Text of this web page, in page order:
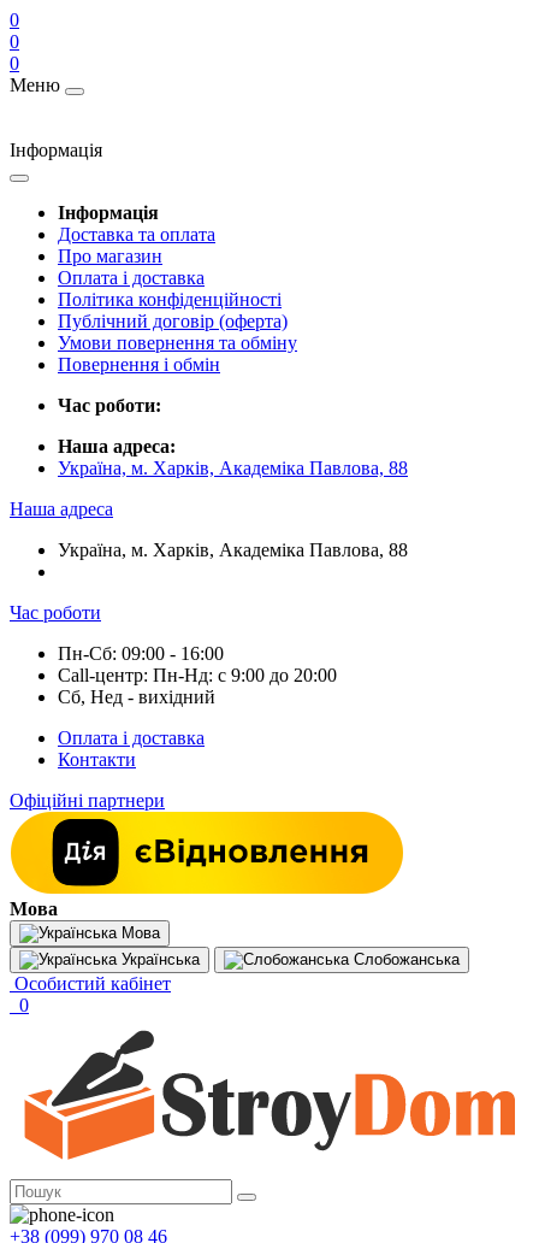
0
0
0
Меню
Інформація
Інформація
Доставка та оплата
Про магазин
Оплата і доставка
Політика конфіденційності
Публічний договір (оферта)
Умови повернення та обміну
Повернення і обмін
Час роботи:
Наша адреса:
Україна, м. Харків, Академіка Павлова, 88
Наша адреса
Україна, м. Харків, Академіка Павлова, 88
Час роботи
Пн-Сб: 09:00 - 16:00
Call-центр: Пн-Нд: с 9:00 до 20:00
Сб, Нед - вихідний
Оплата і доставка
Контакти
Офіційні партнери
Мова
Мова
Українська
Слобожанська
Особистий кабінет
0
+38 (099) 970 08 46